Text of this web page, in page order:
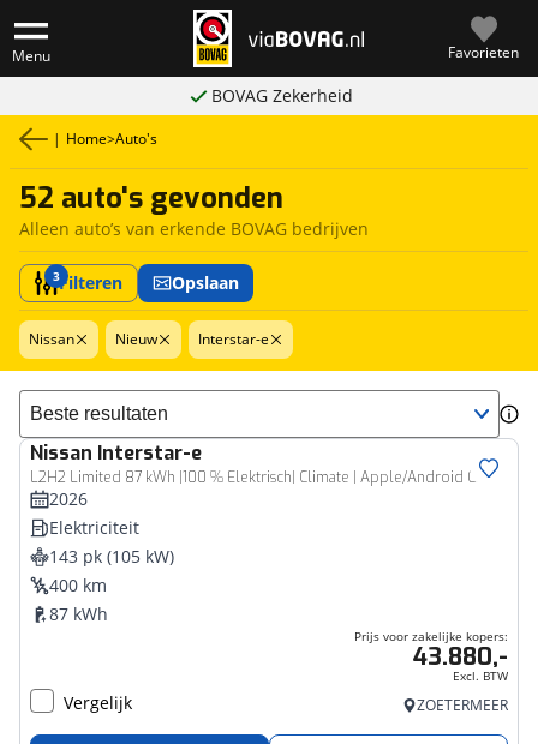
Menu Favorieten
BOVAG Zekerheid
| Home>Auto's
52 auto's gevonden
Alleen auto’s van erkende BOVAG bedrijven
3Filteren Opslaan
Nissan Nieuw Interstar-e
Sorteer resultaten
Nissan Interstar-e
L2H2 Limited 87 kWh |100 % Elektrisch| Climate | Apple/Android Carplay | Cruise |
Bedrijfswagen
2026
Elektriciteit
143 pk (105 kW)
400 km
87 kWh
Prijs voor zakelijke kopers:
43.880,-
Excl. BTW
Vergelijk ZOETERMEER